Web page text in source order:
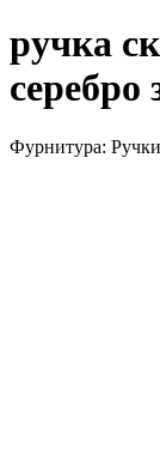
ручка
серебро
Фурнитура: Ручки